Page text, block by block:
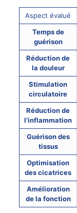
Aspect évalué
Temps de
guérison
Réduction de
la douleur
Stimulation
circulatoire
Réduction de
l’inflammation
Guérison des
tissus
Optimisation
des cicatrices
Amélioration
de la fonction